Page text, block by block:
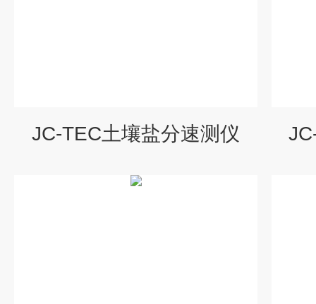
JC-TEC土壤盐分速测仪